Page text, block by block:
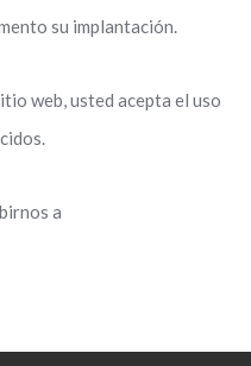
su implantación.
web, usted acepta el uso
a